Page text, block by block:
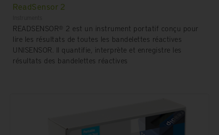
ReadSensor 2
READSENSOR® 2 est un instrument portatif conçu pour
lire les résultats de toutes les bandelettes réactives
UNISENSOR. Il quantifie, interprète et enregistre les
résultats des bandelettes réactives